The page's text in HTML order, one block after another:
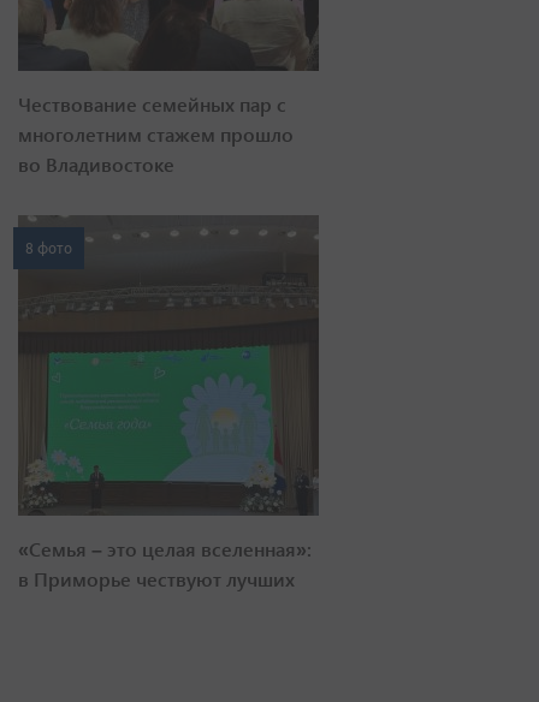
Чествование семейных пар с
многолетним стажем прошло
во Владивостоке
8 фото
«Семья – это целая вселенная»:
в Приморье чествуют лучших